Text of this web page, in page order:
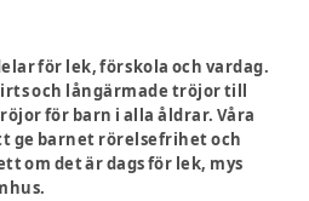
för lek, förskola och vardag.
och långärmade tröjor till
för barn i alla åldrar. Våra
ge barnet rörelsefrihet och
om det är dags för lek, mys